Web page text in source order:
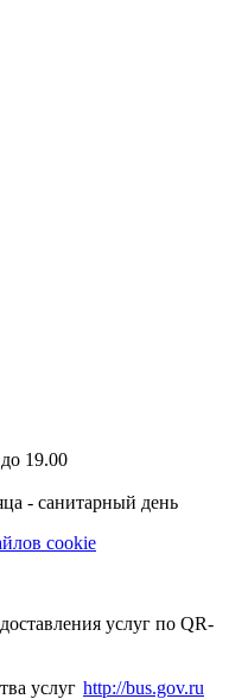
19.00
- санитарный день
cookie
услуг по QR-
http://bus.gov.ru